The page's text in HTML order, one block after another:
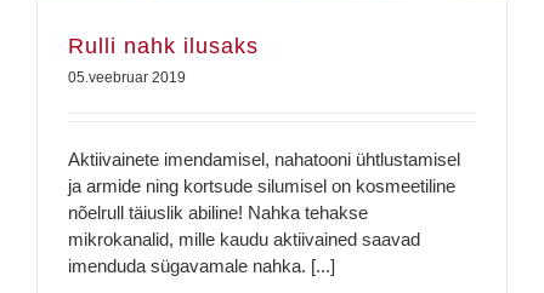
Rulli nahk ilusaks
05.veebruar 2019
Aktiivainete imendamisel, nahatooni ühtlustamisel
ja armide ning kortsude silumisel on kosmeetiline
nõelrull täiuslik abiline! Nahka tehakse
mikrokanalid, mille kaudu aktiivained saavad
imenduda sügavamale nahka. [...]